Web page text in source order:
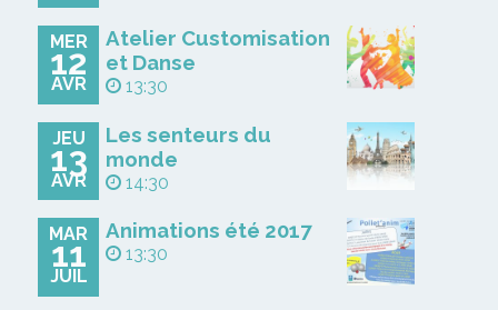
MER
12
AVR
Atelier Customisation
et Danse
13:30
JEU
13
AVR
Les senteurs du
monde
14:30
MAR
11
JUIL
Animations été 2017
13:30